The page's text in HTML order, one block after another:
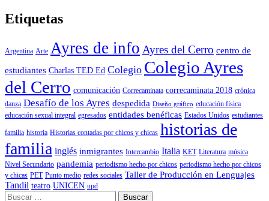
Etiquetas
Argentina Arte Ayres de info Ayres del Cerro centro de
estudiantes Charlas TED Ed Colegio Colegio Ayres
del Cerro comunicación Correcaminata correcaminata 2018 crónica
danza Desafío de los Ayres despedida Diseño gráfico educación física
educación sexual integral egresados entidades benéficas Estados Unidos estudiantes
familia historia Historias contadas por chicos y chicas historias de
familia inglés inmigrantes Intercambio Italia KET Literatura música
Nivel Secundario pandemia periodismo hecho por chicos periodismo hecho por chicos
y chicas PET Punto medio redes sociales Taller de Producción en Lenguajes
Tandil teatro UNICEN upd
Buscar: